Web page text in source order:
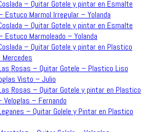
– Quitar Gotele y pintar en Esmalte
Estuco Marmol Irregular – Yolanda
– Quitar Gotele y pintar en Esmalte
Estuco Marmoleado – Yolanda
– Quitar Gotele y pintar en Plastico
Rosas – Quitar Gotele – Plastico Liso
Visto – Julio
Rosas – Quitar Gotele y pintar en Plastico
Veloglas – Fernando
– Quitar Golele y Pintar en Plastico